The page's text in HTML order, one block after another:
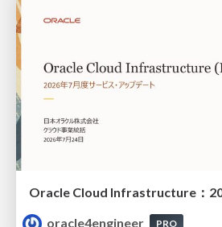
oracle4engineer
PRO